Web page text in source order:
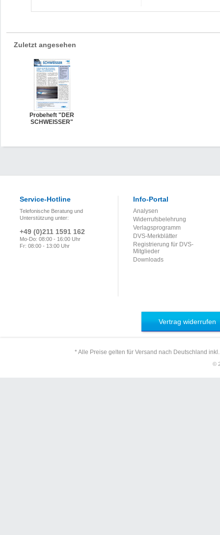
Zuletzt angesehen
Probeheft "DER
SCHWEISSER"
Service-Hotline
Telefonische Beratung und
Unterstützung unter:
+49 (0)211 1591 162
Mo-Do: 08:00 - 16:00 Uhr
Fr: 08:00 - 13:00 Uhr
Info-Portal
Analysen
Widerrufsbelehrung
Verlagsprogramm
DVS-Merkblätter
Registrierung für DVS-
Mitglieder
Downloads
Vertrag widerrufen
* Alle Preise gelten für Versand nach Deutschland
©